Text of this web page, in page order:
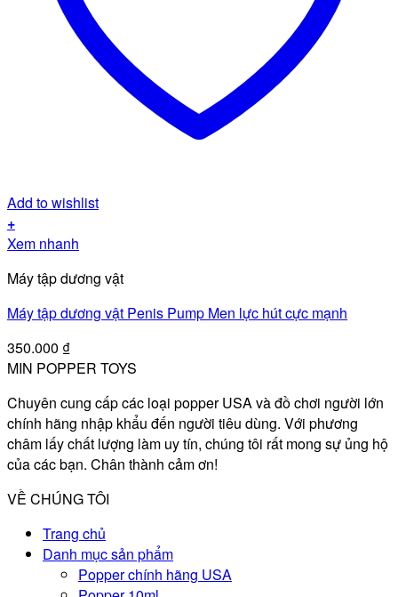
Add to wishlist
+
Xem nhanh
Máy tập dương vật
Máy tập dương vật Penis Pump Men lực hút cực mạnh
350.000 ₫
MIN POPPER TOYS
Chuyên cung cấp các loại popper USA và đồ chơi người lớn
chính hãng nhập khẩu đến người tiêu dùng. Với phương
châm lấy chất lượng làm uy tín, chúng tôi rất mong sự ủng hộ
của các bạn. Chân thành cảm ơn!
VỀ CHÚNG TÔI
Trang chủ
Danh mục sản phẩm
Popper chính hãng USA